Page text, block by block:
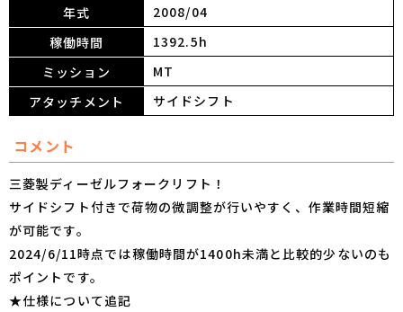
年式
2008/04
稼働時間
1392.5h
ミッション
MT
アタッチメント
サイドシフト
コメント
三菱製ディーゼルフォークリフト！
サイドシフト付きで荷物の微調整が行いやすく、作業時間短縮
が可能です。
2024/6/11時点では稼働時間が1400h未満と比較的少ないのも
ポイントです。
★仕様について追記